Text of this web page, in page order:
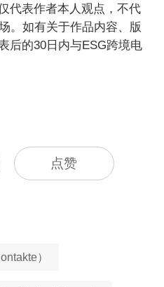
代表作者本人观点，不代
。如有关于作品内容、版
后的30日内与ESG跨境电
点赞
）